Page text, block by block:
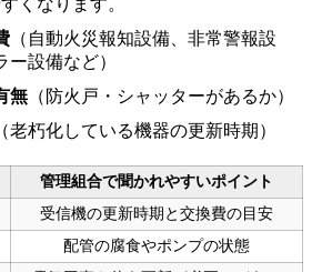
（自動火災報知設備、非常警報設
設備など）
無 （防火戸・シャッターがあるか）
（老朽化している機器の更新時期）
管理組合で聞かれやすいポイント
受信機の更新時期と交換費の目安
配管の腐食やポンプの状態